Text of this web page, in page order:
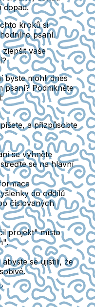
dopad.
kroků si
psaní.
vaše
byste mohli dnes
psaní? Podnikněte
a přizpůsobte
se vyhněte
se na hlavní
do oddílů
číslovaných
projekt" místo
se ujistili, že